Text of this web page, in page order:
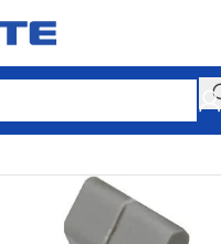
кабелю та труб